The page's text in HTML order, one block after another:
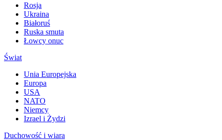
Rosja
Ukraina
Białoruś
Ruska smuta
Łowcy onuc
Świat
Unia Europejska
Europa
USA
NATO
Niemcy
Izrael i Żydzi
Duchowość i wiara